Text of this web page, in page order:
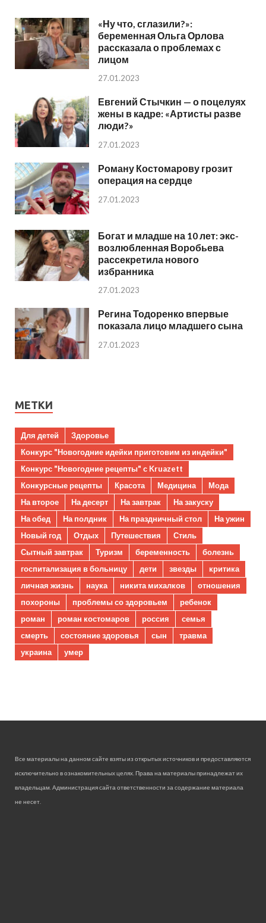
«Ну что, сглазили?»:
беременная Ольга Орлова
рассказала о проблемах с
лицом
27.01.2023
Евгений Стычкин — о поцелуях
жены в кадре: «Артисты разве
люди?»
27.01.2023
Роману Костомарову грозит
операция на сердце
27.01.2023
Богат и младше на 10 лет: экс-
возлюбленная Воробьева
рассекретила нового
избранника
27.01.2023
Регина Тодоренко впервые
показала лицо младшего сына
27.01.2023
МЕТКИ
Для детей
Здоровье
Конкурс "Новогодние идейки приготовим из индейки"
Конкурс "Новогодние рецепты" с Kruazett
Конкурсные рецепты
Красота Медицина
Мода
На второе
На десерт На завтрак
На закуску
На обед
На полдник На праздничный стол
На ужин
Новый год
Отдых Путешествия
Стиль
Сытный завтрак
Туризм беременность
болезнь
госпитализация в больницу
дети звезды
критика
личная жизнь
наука никита михалков
отношения
похороны
проблемы со здоровьем
ребенок
роман
роман костомаров россия
семья
смерть
состояние здоровья сын
травма
украина
умер
Все материалы на данном сайте взяты из открытых источников и предоставляются
исключительно в ознакомительных целях. Права на материалы принадлежат их
владельцам. Администрация сайта ответственности за содержание материала
не несет.